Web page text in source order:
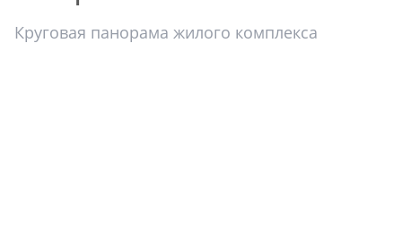
Круговая панорама жилого комплекса